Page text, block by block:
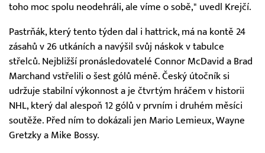
toho moc spolu neodehráli, ale víme o sobě," uvedl Krejčí.
Pastrňák, který tento týden dal i hattrick, má na kontě 24
zásahů v 26 utkáních a navýšil svůj náskok v tabulce
střelců. Nejbližší pronásledovatelé Connor McDavid a Brad
Marchand vstřelili o šest gólů méně. Český útočník si
udržuje stabilní výkonnost a je čtvrtým hráčem v historii
NHL, který dal alespoň 12 gólů v prvním i druhém měsíci
soutěže. Před ním to dokázali jen Mario Lemieux, Wayne
Gretzky a Mike Bossy.